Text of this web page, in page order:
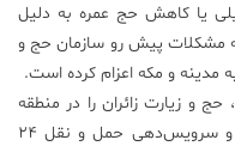
یا کاهش حج عمره به دلیل
مشکلات پیش رو سازمان حج و
و زیارت زائران را در منطقه
مرکزی نزدیک حرم و در مکه اسکان داده و سرویس‌دهی حمل و نقل ۲۴